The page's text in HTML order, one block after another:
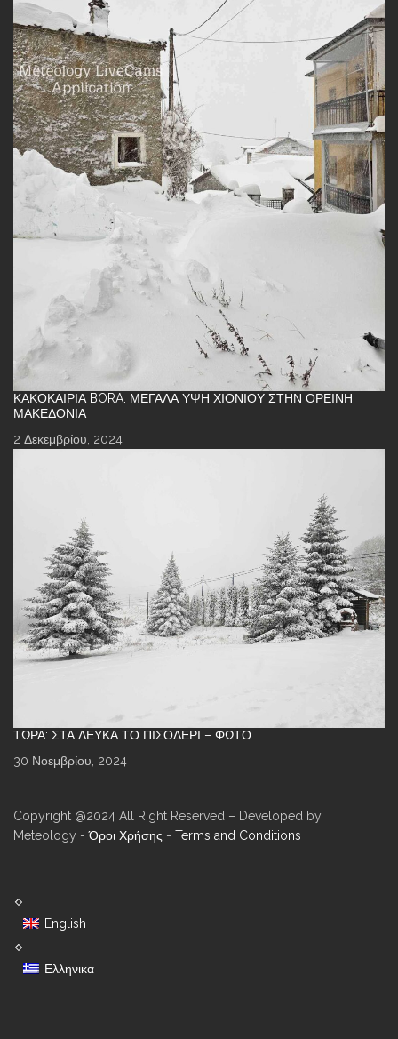
ΚΑΚΟΚΑΙΡΊΑ BORA: ΜΕΓΆΛΑ ΎΨΗ ΧΙΟΝΙΟΎ ΣΤΗΝ ΟΡΕΙΝΉ
ΜΑΚΕΔΟΝΊΑ
2 Δεκεμβρίου, 2024
ΤΏΡΑ: ΣΤΑ ΛΕΥΚΆ ΤΟ ΠΙΣΟΔΈΡΙ – ΦΩΤΌ
30 Νοεμβρίου, 2024
Copyright @2024 All Right Reserved – Developed by
Meteology -Όροι Χρήσης - Terms and Conditions
English
Ελληνικα